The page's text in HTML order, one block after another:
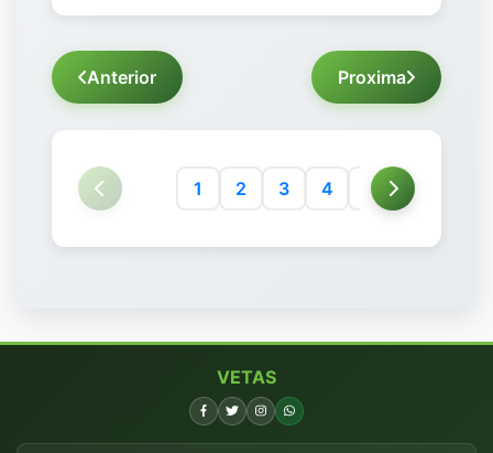
Anterior Proxima
1 2 3 4 5 6
VETAS